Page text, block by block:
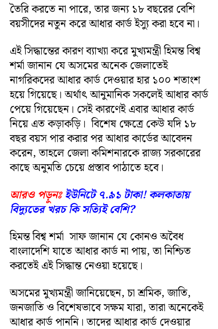
তৈরি করতে না পারে, তার জন্য ১৮ বছরের বেশি
বয়সীদের নতুন করে আধার কার্ড ইস্যু করা হবে না।
এই সিদ্ধান্তের কারণ ব্যাখ্যা করে মুখ্যমন্ত্রী হিমন্ত বিশ্ব
শর্মা জানান যে অসমের অনেক জেলাতেই
নাগরিকদের আধার কার্ড দেওয়ার হার ১০০ শতাংশ
হয়ে গিয়েছে। অর্থাৎ আনুমানিক সকলেই আধার কার্ড
পেয়ে গিয়েছেন। সেই কারণেই এবার আধার কার্ড
নিয়ে এত কড়াকড়ি। বিশেষ ক্ষেত্রে কেউ যদি ১৮
বছর বয়স পার করার পর আধার কার্ডের আবেদন
করেন, তাহলে জেলা কমিশনারকে রাজ্য সরকারের
কাছে অনুমতি চেয়ে প্রস্তাব পাঠাতে হবে।
আরও পড়ুনঃ ইউনিটে ৭.৯১ টাকা! কলকাতায়
বিদ্যুতের খরচ কি সত্যিই বেশি?
হিমন্ত বিশ্ব শর্মা সাফ জানান যে কোনও অবৈধ
বাংলাদেশি যাতে আধার কার্ড না পায়, তা নিশ্চিত
করতেই এই সিদ্ধান্ত নেওয়া হয়েছে।
অসমের মুখ্যমন্ত্রী জানিয়েছেন, চা শ্রমিক, জাতি,
জনজাতি ও বিশেষভাবে সক্ষম যারা, তারা অনেকেই
আধার কার্ড পাননি। তাদের আধার কার্ড দেওয়ার